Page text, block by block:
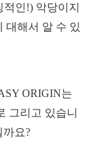
인!) 악당이지
대해서 알 수 있
ORIGIN는
그리고 있습니
까요?